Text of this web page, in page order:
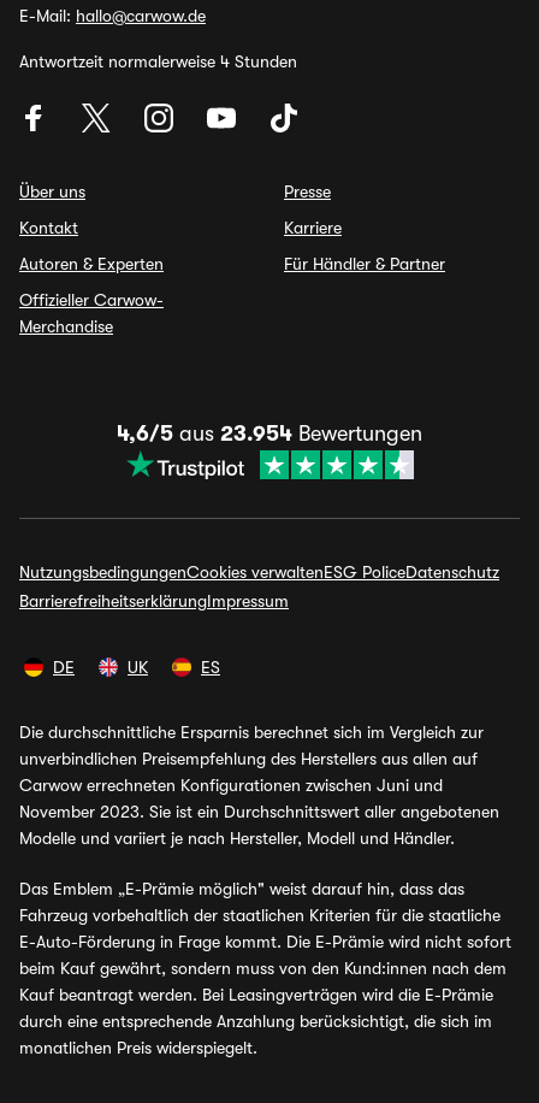
E-Mail: hallo@carwow.de
Antwortzeit normalerweise 4 Stunden
Über uns
Kontakt
Autoren & Experten
Offizieller Carwow-
Merchandise
Presse
Karriere
Für Händler & Partner
4,6/5 aus 23.954 Bewertungen
NutzungsbedingungenCookies verwaltenESG PoliceDatenschutz
BarrierefreiheitserklärungImpressum
DE UK ES
Die durchschnittliche Ersparnis berechnet sich im Vergleich zur
unverbindlichen Preisempfehlung des Herstellers aus allen auf
Carwow errechneten Konfigurationen zwischen Juni und
November 2023. Sie ist ein Durchschnittswert aller angebotenen
Modelle und variiert je nach Hersteller, Modell und Händler.
Das Emblem „E-Prämie möglich" weist darauf hin, dass das
Fahrzeug vorbehaltlich der staatlichen Kriterien für die staatliche
E-Auto-Förderung in Frage kommt. Die E-Prämie wird nicht sofort
beim Kauf gewährt, sondern muss von den Kund:innen nach dem
Kauf beantragt werden. Bei Leasingverträgen wird die E-Prämie
durch eine entsprechende Anzahlung berücksichtigt, die sich im
monatlichen Preis widerspiegelt.